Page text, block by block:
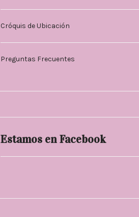
Cróquis de Ubicación
Preguntas Frecuentes
Estamos en Facebook